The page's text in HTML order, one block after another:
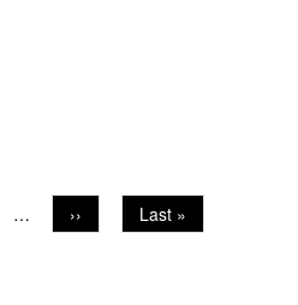
…
Next
page
››
Last
page
Last »